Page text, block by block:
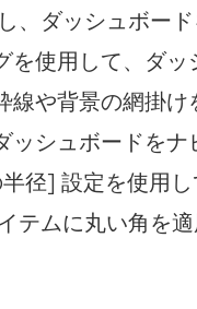
、ダッシュボー
使用して、ダッ
線や背景の網掛
シュボードをナ
径] 設定を使用し
テムに丸い角を適